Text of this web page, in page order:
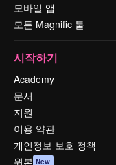
모바일 앱
모든 Magnific 툴
시작하기
Academy
문서
지원
이용 약관
개인정보 보호 정책
원본 New